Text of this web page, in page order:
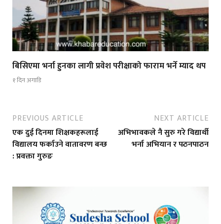
बिसिएमा भर्ना हुनका लागी प्रवेश परीक्षाको फाराम भर्ने म्याद थप
१ दिन अगाडि
PREVIOUS ARTICLE
एक दुई दिनमा शिक्षकहरूलाई
विद्यालय फर्काउने वातावरण बन्छ
: प्रवक्ता गुरुङ
NEXT ARTICLE
अभिभावकले नै सुरु गरे विद्यार्थी
भर्ना अभियान र पठनपाठन